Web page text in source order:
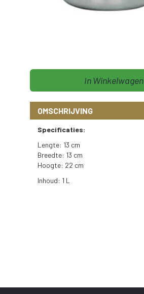
In Winkelwagen
OMSCHRIJVING
Specificaties:
Lengte: 13 cm
Breedte: 13 cm
Hoogte: 22 cm
Inhoud: 1 L